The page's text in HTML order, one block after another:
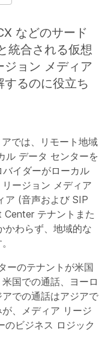
などのサード
統合される仮想
ジョン メディア
るのに役立ち
では、リモート地域
ル データ センターを
イダーがローカル
ージョン メディア
ア (音声および SIP
テナントまた
かわらず、地域的な
ーのテナントが米国
国での通話、ヨーロ
での通話はアジアで
、メディア リージ
のビジネス ロジック